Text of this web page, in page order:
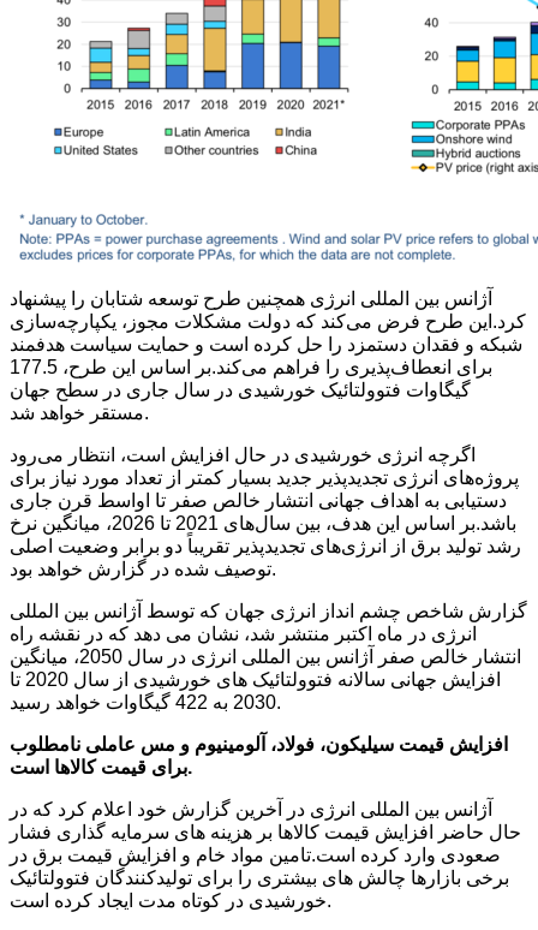
آژانس بین المللی انرژی همچنین طرح توسعه شتابان را پیشنهاد
کرد.این طرح فرض می‌کند که دولت مشکلات مجوز، یکپارچه‌سازی
شبکه و فقدان دستمزد را حل کرده است و حمایت سیاست هدفمند
برای انعطاف‌پذیری را فراهم می‌کند.بر اساس این طرح، 177.5
گیگاوات فتوولتائیک خورشیدی در سال جاری در سطح جهان
مستقر خواهد شد.
اگرچه انرژی خورشیدی در حال افزایش است، انتظار می‌رود
پروژه‌های انرژی تجدیدپذیر جدید بسیار کمتر از تعداد مورد نیاز برای
دستیابی به اهداف جهانی انتشار خالص صفر تا اواسط قرن جاری
باشد.بر اساس این هدف، بین سال‌های 2021 تا 2026، میانگین نرخ
رشد تولید برق از انرژی‌های تجدیدپذیر تقریباً دو برابر وضعیت اصلی
توصیف شده در گزارش خواهد بود.
گزارش شاخص چشم انداز انرژی جهان که توسط آژانس بین المللی
انرژی در ماه اکتبر منتشر شد، نشان می دهد که در نقشه راه
انتشار خالص صفر آژانس بین المللی انرژی در سال 2050، میانگین
افزایش جهانی سالانه فتوولتائیک های خورشیدی از سال 2020 تا
2030 به 422 گیگاوات خواهد رسید.
افزایش قیمت سیلیکون، فولاد، آلومینیوم و مس عاملی نامطلوب
برای قیمت کالاها است.
آژانس بین المللی انرژی در آخرین گزارش خود اعلام کرد که در
حال حاضر افزایش قیمت کالاها بر هزینه های سرمایه گذاری فشار
صعودی وارد کرده است.تامین مواد خام و افزایش قیمت برق در
برخی بازارها چالش های بیشتری را برای تولیدکنندگان فتوولتائیک
خورشیدی در کوتاه مدت ایجاد کرده است.